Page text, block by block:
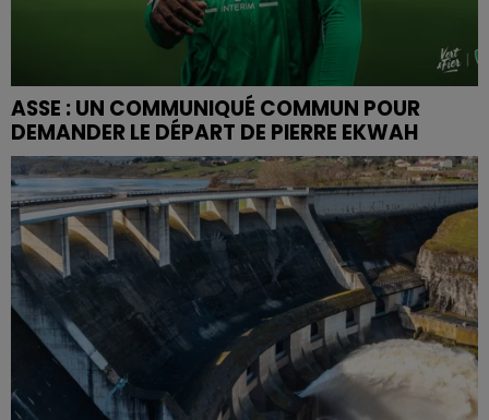
ASSE : UN COMMUNIQUÉ COMMUN POUR
DEMANDER LE DÉPART DE PIERRE EKWAH